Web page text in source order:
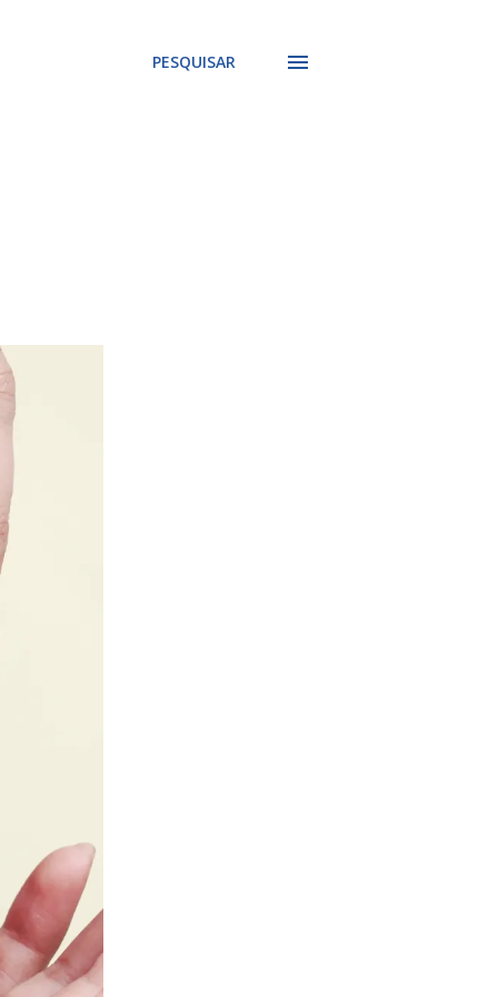
PESQUISAR